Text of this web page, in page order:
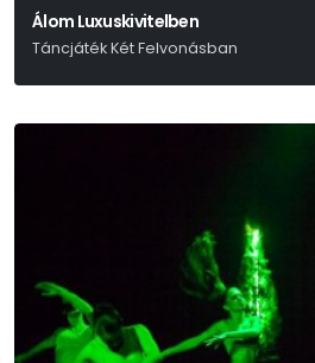
Álom Luxuskivitelben
Táncjáték Két Felvonásban